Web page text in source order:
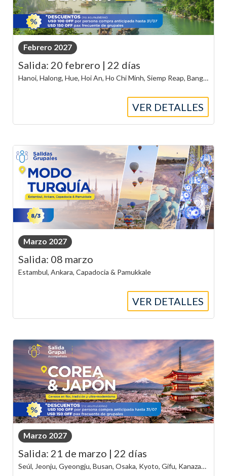
Febrero 2027
Salida: 20 febrero | 22 días
Hanoi, Halong, Hue, Hoi An, Ho Chi Minh, Siemp Reap, Bangkok, Phi Phi y Phuket
VER DETALLES
Marzo 2027
Salida: 08 marzo
Estambul, Ankara, Capadocia & Pamukkale
VER DETALLES
Marzo 2027
Salida: 21 de marzo | 22 días
Seúl, Jeonju, Gyeongju, Busan, Osaka, Kyoto, Gifu, Kanazawa y Tokyo